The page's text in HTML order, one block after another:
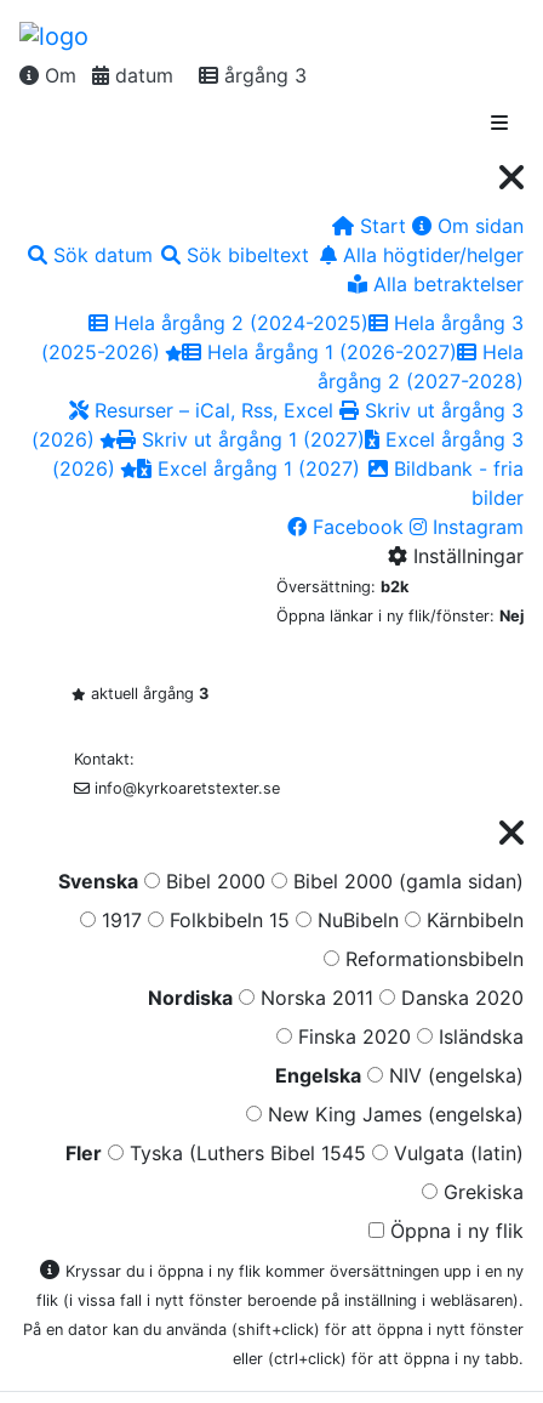
Om datum årgång 3
Start
Om sidan
Sök datum
Sök bibeltext
Alla högtider/helger
Alla betraktelser
Hela årgång 2 (2024-2025)
Hela årgång 3
(2025-2026)
Hela årgång 1 (2026-2027)
Hela
årgång 2 (2027-2028)
Resurser – iCal, Rss, Excel
Skriv ut årgång 3
(2026)
Skriv ut årgång 1 (2027)
Excel årgång 3
(2026)
Excel årgång 1 (2027)
Bildbank - fria
bilder
Facebook
Instagram
Inställningar
Översättning: b2k
Öppna länkar i ny flik/fönster: Nej
aktuell årgång 3
Kontakt:
info@kyrkoaretstexter.se
Svenska Bibel 2000
Bibel 2000 (gamla sidan)
1917
Folkbibeln 15 NuBibeln
Kärnbibeln
Reformationsbibeln
Nordiska
Norska 2011
Danska 2020
Finska 2020
Isländska
Engelska
NIV (engelska)
New King James (engelska)
Fler
Tyska (Luthers Bibel 1545
Vulgata (latin)
Grekiska
Öppna i ny flik
Kryssar du i öppna i ny flik kommer översättningen upp i en ny
flik (i vissa fall i nytt fönster beroende på inställning i webläsaren).
På en dator kan du använda (shift+click) för att öppna i nytt fönster
eller (ctrl+click) för att öppna i ny tabb.